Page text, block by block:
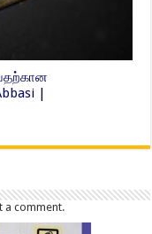
|
a comment.